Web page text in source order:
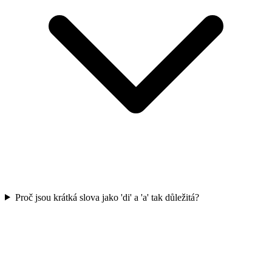
Proč jsou krátká slova jako 'di' a 'a' tak důležitá?